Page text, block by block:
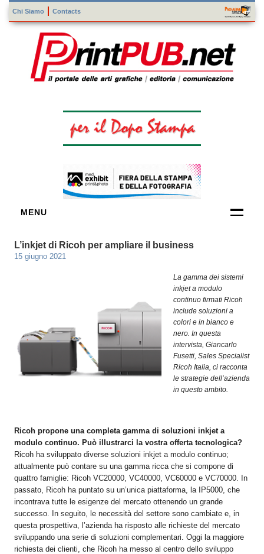
Chi Siamo Contacts
MENU
DI TECNOLOGIE
ASSOCIAZIONI
TEMATICI
L’inkjet di Ricoh per ampliare il business
15 giugno 2021
La gamma dei sistemi
inkjet a modulo
continuo firmati Ricoh
include soluzioni a
colori e in bianco e
nero. In questa
intervista, Giancarlo
Fusetti, Sales Specialist
Ricoh Italia, ci racconta
le strategie dell’azienda
in questo ambito.
Ricoh propone una completa gamma di soluzioni inkjet a
modulo continuo. Può illustrarci la vostra offerta tecnologica?
Ricoh ha sviluppato diverse soluzioni inkjet a modulo continuo;
attualmente può contare su una gamma ricca che si compone di
quattro famiglie: Ricoh VC20000, VC40000, VC60000 e VC70000. In
passato, Ricoh ha puntato su un’unica piattaforma, la IP5000, che
incontrava tutte le esigenze del mercato ottenendo un grande
successo. In seguito, le necessità del settore sono cambiate e, in
questa prospettiva, l’azienda ha risposto alle richieste del mercato
sviluppando una serie di soluzioni complementari. Oggi la maggiore
richiesta dei clienti, che Ricoh ha messo al centro dello sviluppo